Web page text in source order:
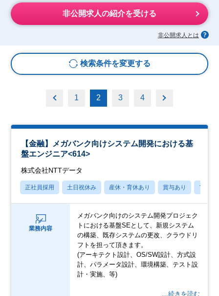
非公開求人の紹介を受ける
非公開求人とは
検索条件を変更する
1 2 3 4
【金融】メガバンク向けシステム開発における基
盤エンジニア<614>
株式会社NTTデータ
正社員採用 土日祝休み 産休・育休あり 賞与あり フレッ
業務内容
メガバンク向けのシステム開発プロジェク
トにおける基盤SEとして、新規システム
の構築、既存システムの更改、クラウドリ
フトを担って頂きます。
(アーキテクト設計、OS/SW設計、方式設
計、パラメータ設計、環境構築、テスト設
計・実施、等)
…続きを読む